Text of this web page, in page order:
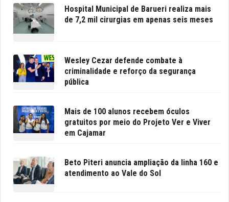
Hospital Municipal de Barueri realiza mais
de 7,2 mil cirurgias em apenas seis meses
Wesley Cezar defende combate à
criminalidade e reforço da segurança
pública
Mais de 100 alunos recebem óculos
gratuitos por meio do Projeto Ver e Viver
em Cajamar
Beto Piteri anuncia ampliação da linha 160 e
atendimento ao Vale do Sol